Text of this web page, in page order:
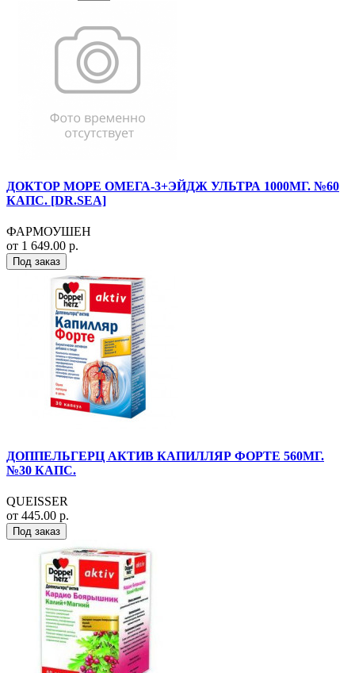
ДОКТОР МОРЕ ОМЕГА-3+ЭЙДЖ УЛЬТРА 1000МГ. №60
КАПС. [DR.SEA]
ФАРМОУШЕН
от 1 649.00 р.
Под заказ
ДОППЕЛЬГЕРЦ АКТИВ КАПИЛЛЯР ФОРТЕ 560МГ.
№30 КАПС.
QUEISSER
от 445.00 р.
Под заказ